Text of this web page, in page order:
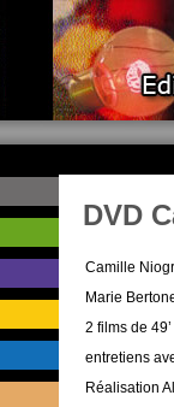
DVD
Camille
Marie
2 films de
entretiens
Réalisation